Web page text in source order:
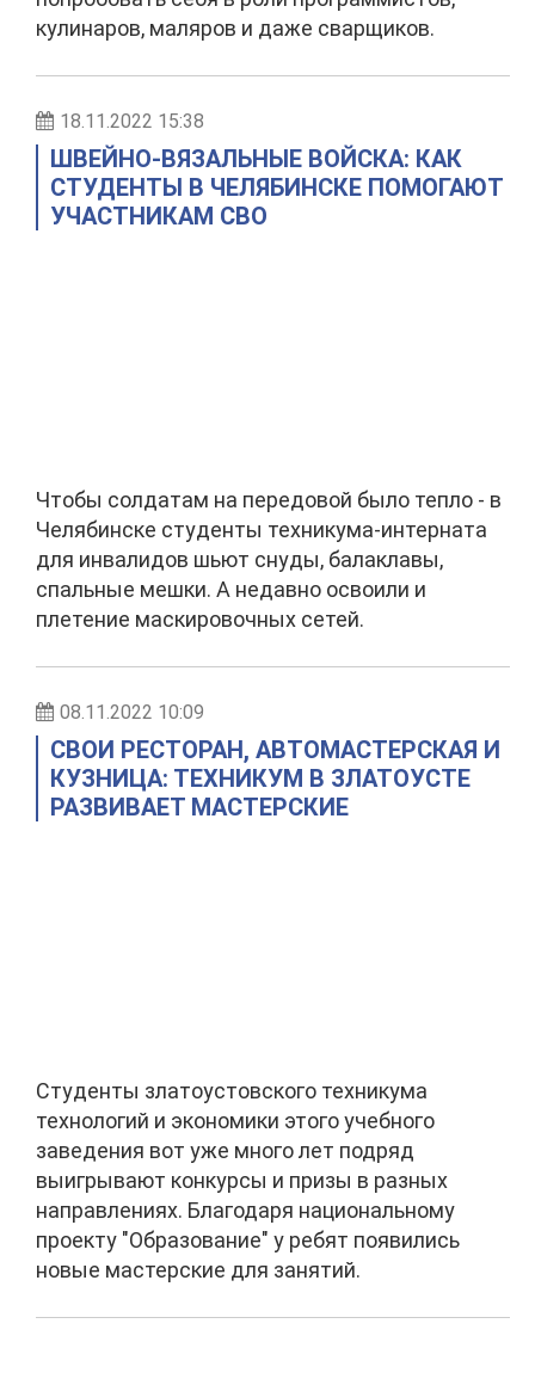
кулинаров, маляров и даже сварщиков.
18.11.2022 15:38
ШВЕЙНО-ВЯЗАЛЬНЫЕ ВОЙСКА: КАК
СТУДЕНТЫ В ЧЕЛЯБИНСКЕ ПОМОГАЮТ
УЧАСТНИКАМ СВО
Чтобы солдатам на передовой было тепло - в
Челябинске студенты техникума-интерната
для инвалидов шьют снуды, балаклавы,
спальные мешки. А недавно освоили и
плетение маскировочных сетей.
08.11.2022 10:09
СВОИ РЕСТОРАН, АВТОМАСТЕРСКАЯ И
КУЗНИЦА: ТЕХНИКУМ В ЗЛАТОУСТЕ
РАЗВИВАЕТ МАСТЕРСКИЕ
Студенты златоустовского техникума
технологий и экономики этого учебного
заведения вот уже много лет подряд
выигрывают конкурсы и призы в разных
направлениях. Благодаря национальному
проекту "Образование" у ребят появились
новые мастерские для занятий.